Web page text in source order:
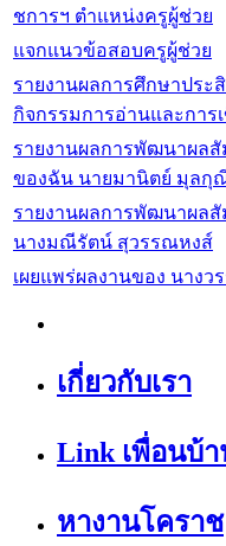
ชการฯ ตำแหน่งครูผู้ช่วย
แจกแนวข้อสอบครูผู้ช่วย
รายงานผลการศึกษาปร
กิจกรรมการอ่านและกา
รายงานผลการพัฒนาผลสั
ของฉัน นายมานิตย์ มุลกุ
รายงานผลการพัฒนาผลสั
นางมณีรัตน์ สุวรรณหงส์
เผยแพร่ผลงานของ นาง
เกี่ยวกับเรา
Link เพื่อนบ้
หางานโคราช